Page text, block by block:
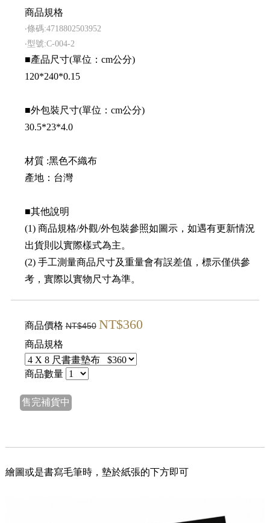
商品規格
‧條碼:4718802503952
‧型號:C-004-2
■產品尺寸(單位：cm公分)
120*240*0.15
■外包裝尺寸(單位：cm公分)
30.5*23*4.0
材質 :黑色不織布
產地：台灣
■其他說明
(1) 商品規格/外觀/外包裝參照如圖示，如遇有更新情況
出貨則以實際樣式為主。
(2) 手工測量商品尺寸及重量會有誤差值，標示僅供參
考，實際以實物尺寸為準。
商品價格NT$450 NT$360
商品規格
商品數量
售完補貨中
繪圖或是書寫毛筆時，墊於紙張的下方即可